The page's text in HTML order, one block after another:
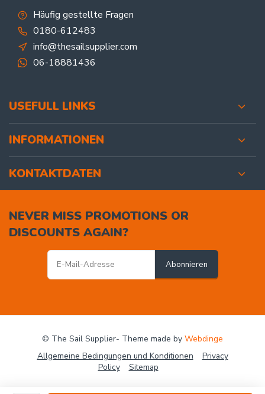
Häufig gestellte Fragen
0180-612483
info@thesailsupplier.com
06-18881436
USEFULL LINKS
INFORMATIONEN
KONTAKTDATEN
NEVER MISS PROMOTIONS OR
DISCOUNTS AGAIN?
Abonnieren
Allgemeine Bedingungen und Konditionen
Privacy
Policy
Sitemap
© The Sail Supplier- Theme made by Webdinge